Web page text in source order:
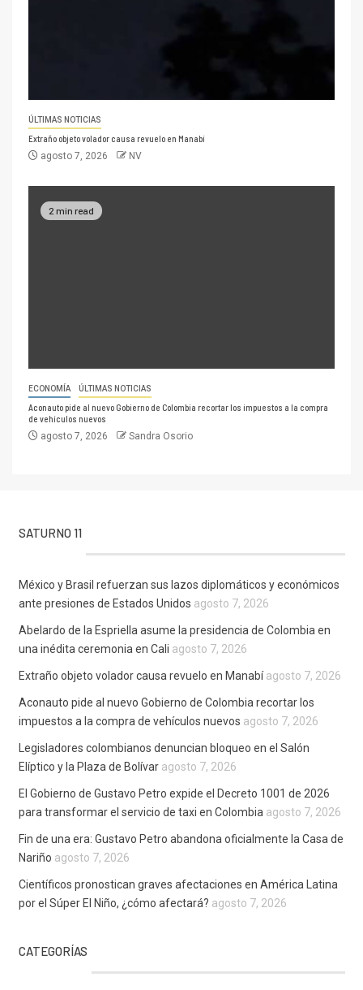
ÚLTIMAS NOTICIAS
Extraño objeto volador causa revuelo en Manabí
agosto 7, 2026 NV
2 min read
ECONOMÍA ÚLTIMAS NOTICIAS
Aconauto pide al nuevo Gobierno de Colombia recortar los impuestos a la compra
de vehículos nuevos
agosto 7, 2026 Sandra Osorio
SATURNO 11
México y Brasil refuerzan sus lazos diplomáticos y económicos
ante presiones de Estados Unidos agosto 7, 2026
Abelardo de la Espriella asume la presidencia de Colombia en
una inédita ceremonia en Cali agosto 7, 2026
Extraño objeto volador causa revuelo en Manabí agosto 7, 2026
Aconauto pide al nuevo Gobierno de Colombia recortar los
impuestos a la compra de vehículos nuevos agosto 7, 2026
Legisladores colombianos denuncian bloqueo en el Salón
Elíptico y la Plaza de Bolívar agosto 7, 2026
El Gobierno de Gustavo Petro expide el Decreto 1001 de 2026
para transformar el servicio de taxi en Colombia agosto 7, 2026
Fin de una era: Gustavo Petro abandona oficialmente la Casa de
Nariño agosto 7, 2026
Científicos pronostican graves afectaciones en América Latina
por el Súper El Niño, ¿cómo afectará? agosto 7, 2026
CATEGORÍAS